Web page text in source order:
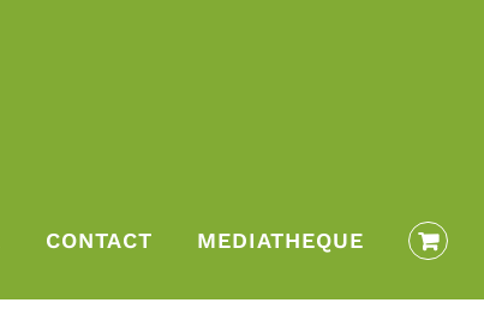
CONTACT MEDIATHEQUE